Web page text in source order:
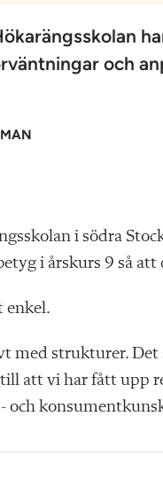
och
i södra
i årskurs 9 så
enkel.
med strukturer.
att vi har fått upp
och